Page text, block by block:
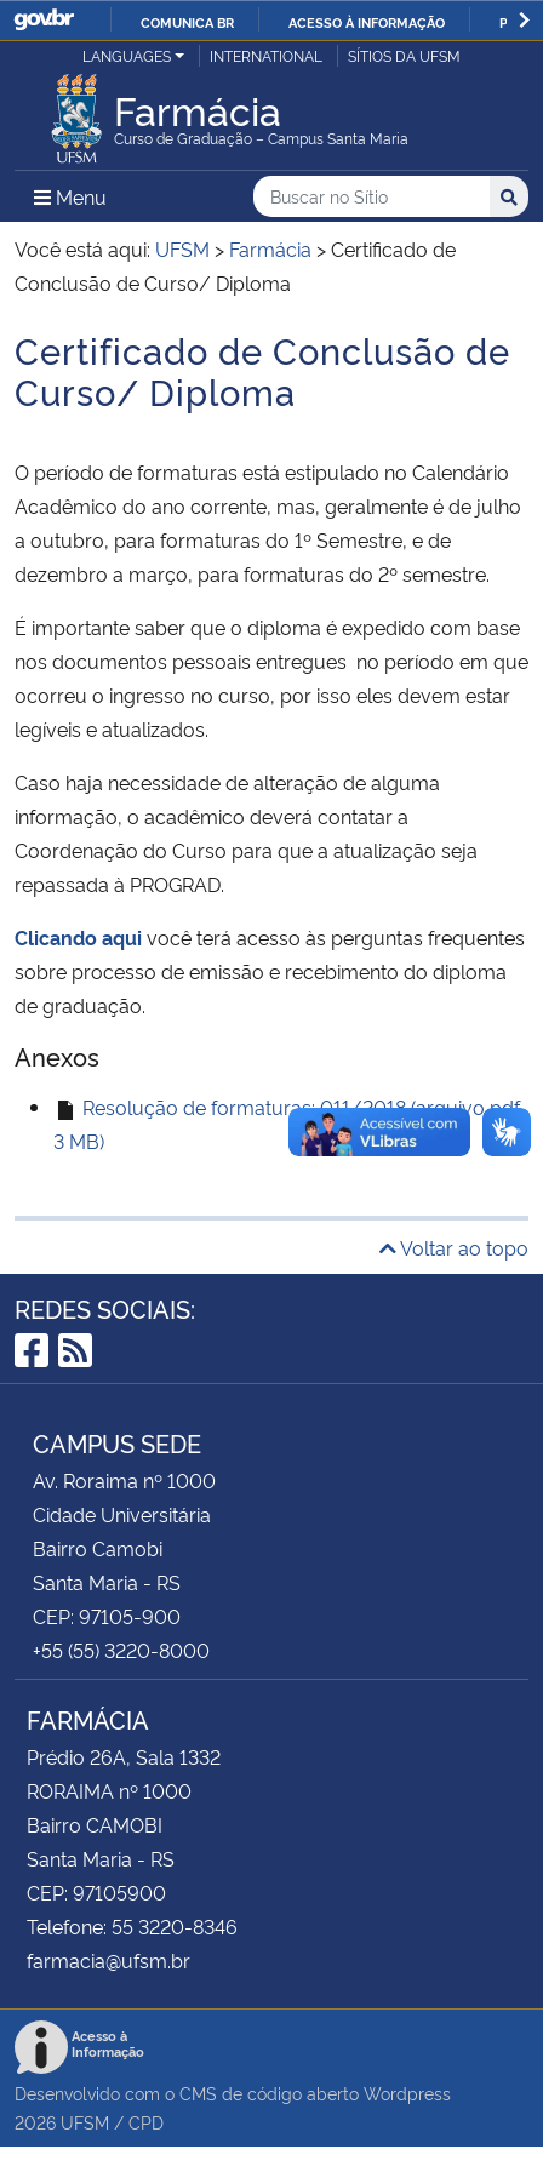
IR
O
COMUNICA BR ACESSO À INFORMAÇÃO
Ministério da Justiça e Segurança Pública
Ministério da Defesa
Ministério das Relações Exteriores
Ministério da Infraestrutura
Ministério da Educação
Ministério da Cidadania
Ministério da Saúde
Ministério de Minas e Energia
Ministério do Meio Ambiente
Ministério do Turismo
Ministério do Desenvolvimento Regional
Controladoria-Geral da União
Secretaria-Geral
Gabinete de Segurança Institucional
Advocacia-Geral da União
LANGUAGES INTERNATIONAL SÍTIOS DA UFSM
Farmácia
Curso de Graduação – Campus Santa Maria
Menu Menu Principal do Sítio
Busca
Buscar no no Sítio
Busca:
Você está aqui: UFSM > Farmácia >Certificado de
Conclusão de Curso/ Diploma
Início do conteúdo
Certificado de Conclusão de
Curso/ Diploma
O período de formaturas está estipulado no Calendário
Acadêmico do ano corrente, mas, geralmente é de julho
a outubro, para formaturas do 1º Semestre, e de
dezembro a março, para formaturas do 2º semestre.
É importante saber que o diploma é expedido com base
nos documentos pessoais entregues no período em que
ocorreu o ingresso no curso, por isso eles devem estar
legíveis e atualizados.
Caso haja necessidade de alteração de alguma
informação, o acadêmico deverá contatar a
Coordenação do Curso para que a atualização seja
repassada à PROGRAD.
Clicando aquivocê terá acesso às perguntas frequentes
sobre processo de emissão e recebimento do diploma
de graduação.
Anexos
Resolução de formaturas: 011/2018 (arquivo pdf,
3 MB)
Voltar ao topo
REDES SOCIAIS:
Facebook
RSS
CAMPUS SEDE
Av. Roraima nº 1000
Cidade Universitária
Bairro Camobi
Santa Maria - RS
CEP: 97105-900
+55 (55) 3220-8000
FARMÁCIA
Prédio 26A, Sala 1332
RORAIMA nº 1000
Bairro CAMOBI
Santa Maria - RS
CEP: 97105900
Telefone: 55 3220-8346
farmacia@ufsm.br
Acesso à
Informação
Desenvolvido com o CMS de código aberto Wordpress
2026 UFSM / CPD